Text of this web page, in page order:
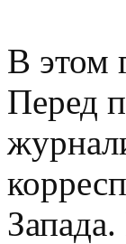
В этом
Перед